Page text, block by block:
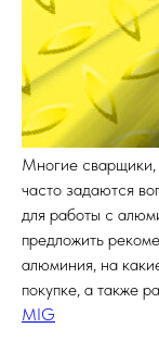
Многие сварщики,
часто задаются
для работы с
предложить
алюминия, на
покупке, а также
MIG